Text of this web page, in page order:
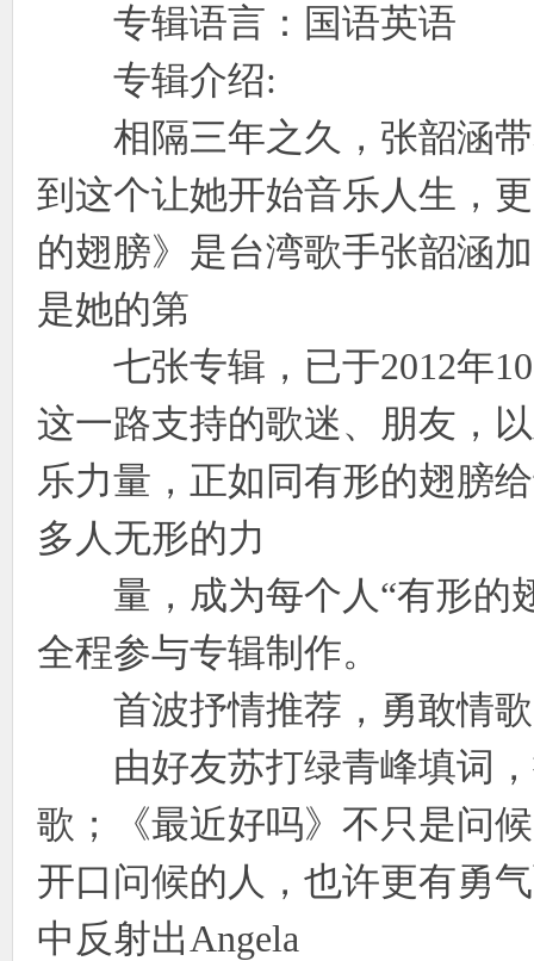
专辑语言：国语英语
专辑介绍:
相隔三年之久，张韶涵带
到这个让她开始音乐人生，
的翅膀》是台湾歌手张韶涵
是她的第
七张专辑，已于2012年10
这一路支持的歌迷、朋友，
乐力量，正如同有形的翅膀
多人无形的力
量，成为每个人“有形的
全程参与专辑制作。
首波抒情推荐，勇敢情歌
由好友苏打绿青峰填词，
歌；《最近好吗》不只是问
开口问候的人，也许更有勇
中反射出Angela